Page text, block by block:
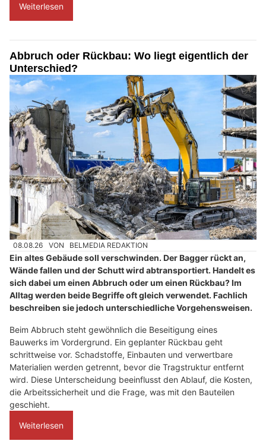
Weiterlesen
Abbruch oder Rückbau: Wo liegt eigentlich der
Unterschied?
08.08.26 VON BELMEDIA REDAKTION
Ein altes Gebäude soll verschwinden. Der Bagger rückt an,
Wände fallen und der Schutt wird abtransportiert. Handelt es
sich dabei um einen Abbruch oder um einen Rückbau? Im
Alltag werden beide Begriffe oft gleich verwendet. Fachlich
beschreiben sie jedoch unterschiedliche Vorgehensweisen.
Beim Abbruch steht gewöhnlich die Beseitigung eines
Bauwerks im Vordergrund. Ein geplanter Rückbau geht
schrittweise vor. Schadstoffe, Einbauten und verwertbare
Materialien werden getrennt, bevor die Tragstruktur entfernt
wird. Diese Unterscheidung beeinflusst den Ablauf, die Kosten,
die Arbeitssicherheit und die Frage, was mit den Bauteilen
geschieht.
Weiterlesen